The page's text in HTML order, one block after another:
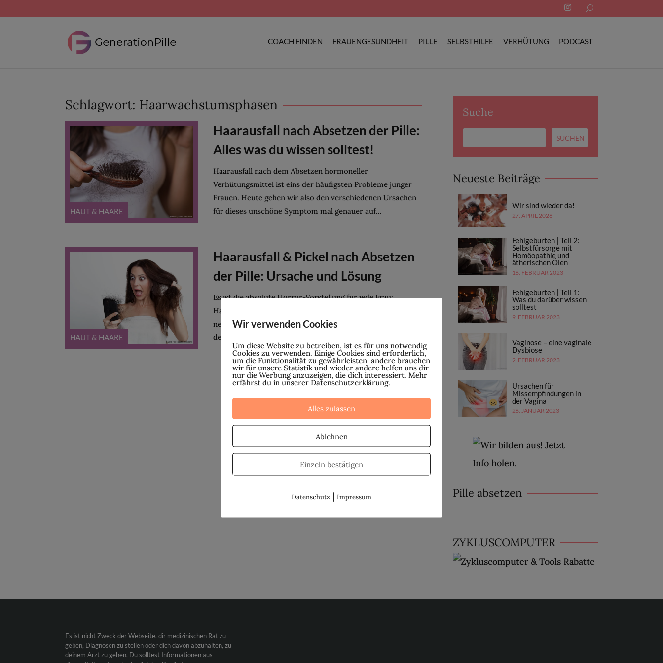
for:
COACH FINDEN FRAUENGESUNDHEIT PILLE SELBSTHILFE VERHÜTUNG PODCAST
Schlagwort: Haarwachstumsphasen
HAUT & HAARE
Haarausfall nach Absetzen der Pille:
Alles was du wissen solltest!
Haarausfall nach dem Absetzen hormoneller
Verhütungsmittel ist eins der häufigsten Probleme junger
Frauen. Heute gehen wir also den verschiedenen Ursachen
für dieses unschöne Symptom mal genauer auf...
HAUT & HAARE
Haarausfall & Pickel nach Absetzen
der Pille: Ursache und Lösung
Es ist die absolute Horror-Vorstellung für jede Frau:
Haarausfall und Pickel durch das Absetzen der Pille. Häufig
nehmen sie diese schon seit ihren Teenie-Tagen und sind zu
dem Zeitpunkt, an dem sie...
Suche
Neueste Beiträge
Wir sind wieder da!
27. APRIL 2026
Fehlgeburten | Teil 2:
Selbstfürsorge mit
Homöopathie und
ätherischen Ölen
16. FEBRUAR 2023
Fehlgeburten | Teil 1:
Was du darüber wissen
solltest
9. FEBRUAR 2023
Vaginose – eine vaginale
Dysbiose
2. FEBRUAR 2023
Ursachen für
Missempfindungen in
der Vagina
26. JANUAR 2023
Pille absetzen
ZYKLUSCOMPUTER
Es ist nicht Zweck der Webseite, dir medizinischen Rat zu
geben, Diagnosen zu stellen oder dich davon abzuhalten, zu
deinem Arzt zu gehen. Du solltest Informationen aus
Wir verwenden Cookies
Um diese Website zu betreiben, ist es für uns notwendig
Cookies zu verwenden. Einige Cookies sind erforderlich,
um die Funktionalität zu gewährleisten, andere brauchen
wir für unsere Statistik und wieder andere helfen uns dir
nur die Werbung anzuzeigen, die dich interessiert. Mehr
erfährst du in unserer Datenschutzerklärung.
Alles zulassen
Ablehnen
Einzeln bestätigen
Datenschutz | Impressum